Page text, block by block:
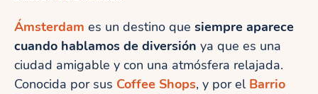
Ámsterdam es un destino que siempre aparece
cuando hablamos de diversión ya que es una
ciudad amigable y con una atmósfera relajada.
Conocida por sus Coffee Shops, y por el Barrio